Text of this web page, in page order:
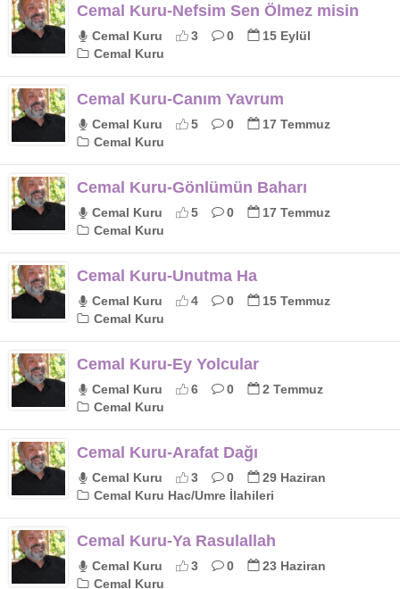
Cemal Kuru-Nefsim Sen Ölmez misin
Cemal Kuru 3 0
15 Eylül
Cemal Kuru
Cemal Kuru-Canım Yavrum
Cemal Kuru 5 0
17 Temmuz
Cemal Kuru
Cemal Kuru-Gönlümün Baharı
Cemal Kuru 5 0
17 Temmuz
Cemal Kuru
Cemal Kuru-Unutma Ha
Cemal Kuru 4 0
15 Temmuz
Cemal Kuru
Cemal Kuru-Ey Yolcular
Cemal Kuru 6 0
2 Temmuz
Cemal Kuru
Cemal Kuru-Arafat Dağı
Cemal Kuru 3 0
29 Haziran
Cemal Kuru Hac/Umre İlahileri
Cemal Kuru-Ya Rasulallah
Cemal Kuru 3 0
23 Haziran
Cemal Kuru